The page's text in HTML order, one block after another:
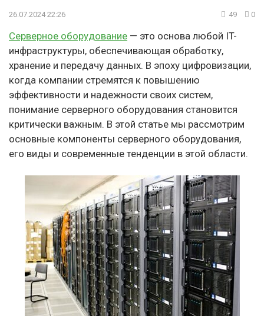
26.07.2024 22:26 49 0
Серверное оборудование — это основа любой IT-
инфраструктуры, обеспечивающая обработку,
хранение и передачу данных. В эпоху цифровизации,
когда компании стремятся к повышению
эффективности и надежности своих систем,
понимание серверного оборудования становится
критически важным. В этой статье мы рассмотрим
основные компоненты серверного оборудования,
его виды и современные тенденции в этой области.